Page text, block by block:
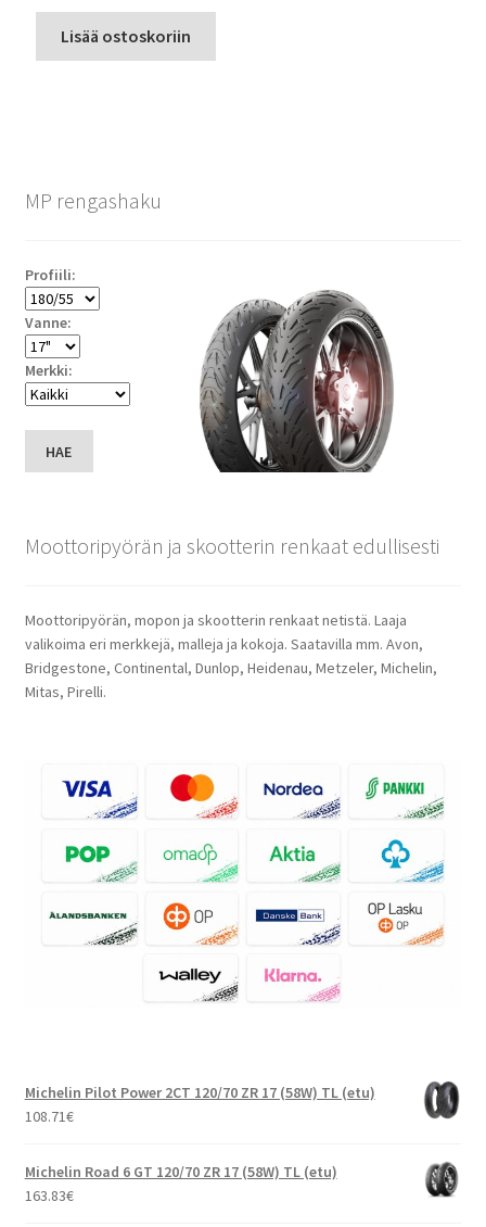
Lisää ostoskoriin
MP rengashaku
Profiili:
Vanne:
Merkki:
HAE
Moottoripyörän ja skootterin renkaat edullisesti
Moottoripyörän, mopon ja skootterin renkaat netistä. Laaja
valikoima eri merkkejä, malleja ja kokoja. Saatavilla mm. Avon,
Bridgestone, Continental, Dunlop, Heidenau, Metzeler, Michelin,
Mitas, Pirelli.
Michelin Pilot Power 2CT 120/70 ZR 17 (58W) TL (etu)
108.71€
Michelin Road 6 GT 120/70 ZR 17 (58W) TL (etu)
163.83€